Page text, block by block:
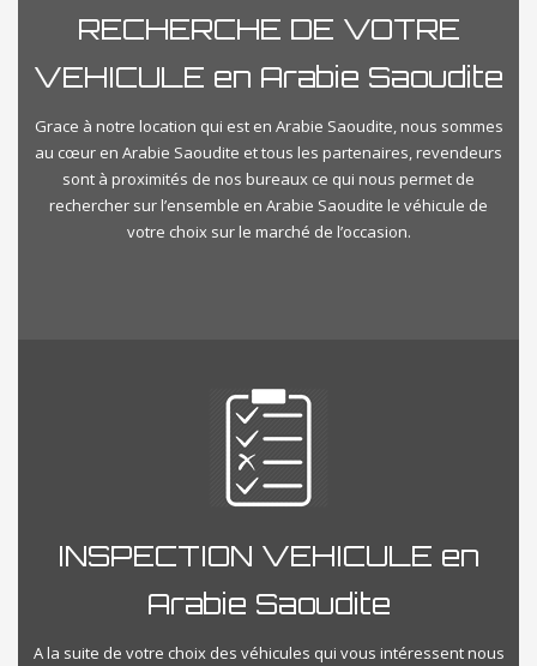
RECHERCHE DE VOTRE
VEHICULE en Arabie Saoudite
Grace à notre location qui est en Arabie Saoudite, nous sommes
au cœur en Arabie Saoudite et tous les partenaires, revendeurs
sont à proximités de nos bureaux ce qui nous permet de
rechercher sur l’ensemble en Arabie Saoudite le véhicule de
votre choix sur le marché de l’occasion.
INSPECTION VEHICULE en
Arabie Saoudite
A la suite de votre choix des véhicules qui vous intéressent nous